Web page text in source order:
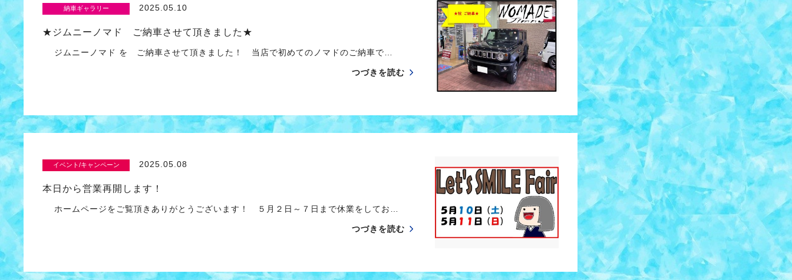
納車ギャラリー 2025.05.10
★ジムニーノマド ご納車させて頂きました★
ジムニーノマド を ご納車させて頂きました！ 当店で初めてのノマドのご納車で…
つづきを読む
イベント/キャンペーン 2025.05.08
本日から営業再開します！
ホームページをご覧頂きありがとうございます！ ５月２日～７日まで休業をしてお…
つづきを読む